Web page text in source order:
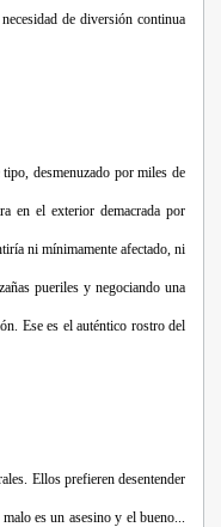
de diversión continua
desmenuzado por miles de
en el exterior demacrada por
ni mínimamente afectado, ni
pueriles y negociando una
Ese es el auténtico rostro del
Ellos prefieren desentender
es un asesino y el bueno...